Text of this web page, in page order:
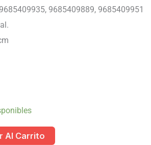
9685409889, 9685409951
Al Carrito